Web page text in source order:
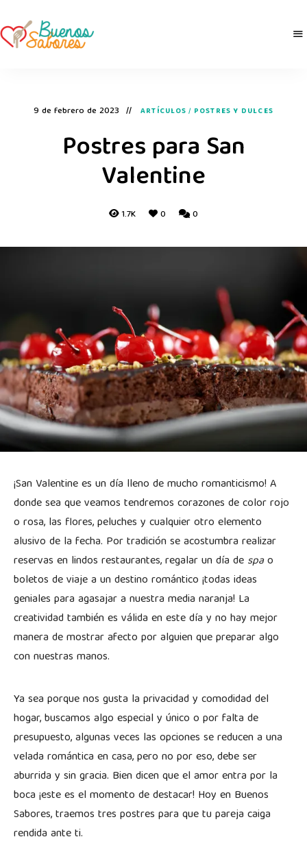
9 de febrero de 2023 ARTÍCULOS / POSTRES Y DULCES
Postres para San
Valentine
1.7K 0 0
¡San Valentine es un día lleno de mucho romanticismo! A
donde sea que veamos tendremos corazones de color rojo
o rosa, las flores, peluches y cualquier otro elemento
alusivo de la fecha. Por tradición se acostumbra realizar
reservas en lindos restaurantes, regalar un día de spao
boletos de viaje a un destino romántico ¡todas ideas
geniales para agasajar a nuestra media naranja! La
creatividad también es válida en este día y no hay mejor
manera de mostrar afecto por alguien que preparar algo
con nuestras manos.
Ya sea porque nos gusta la privacidad y comodidad del
hogar, buscamos algo especial y único o por falta de
presupuesto, algunas veces las opciones se reducen a una
velada romántica en casa, pero no por eso, debe ser
aburrida y sin gracia. Bien dicen que el amor entra por la
boca ¡este es el momento de destacar! Hoy en Buenos
Sabores, traemos tres postres para que tu pareja caiga
rendida ante ti.